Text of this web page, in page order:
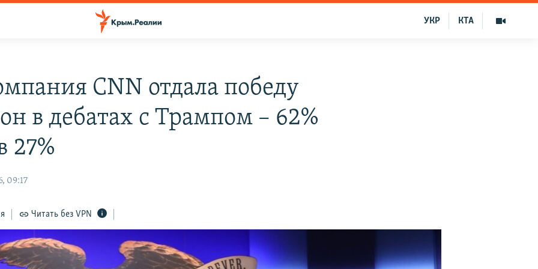
КТА
УКР
CNN отдала победу
в дебатах с Трампом – 62%
27%
09:17
Читать без VPN